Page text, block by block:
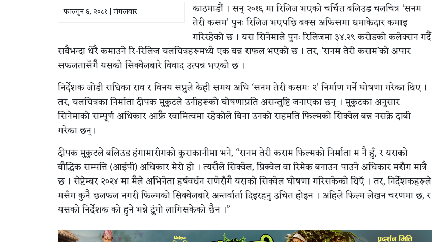
फाल्गुन ६, २०८१ | मंगलवार
काठमाडौं । सन् २०१६ मा रिलिज भएको चर्चित बलिउड चलचित्र ‘सनम
तेरी कसम’ पुनः रिलिज भएपछि बक्स अफिसमा धमाकेदार कमाइ
गरिरहेको छ । यस सिनेमाले पुनः रिलिजमा ३४.२९ करोडको कलेक्सन गर्दै
सबैभन्दा धेरै कमाउने रि-रिलिज चलचित्रहरूमध्ये एक बन्न सफल भएको छ । तर, ‘सनम तेरी कसम’को अपार
सफलतासँगै यसको सिक्वेलबारे विवाद उत्पन्न भएको छ ।
निर्देशक जोडी राधिका राव र विनय सप्रुले केही समय अघि ‘सनम तेरी कसमः २’ निर्माण गर्ने घोषणा गरेका थिए ।
तर, चलचित्रका निर्माता दीपक मुकुटले उनीहरूको घोषणाप्रति असन्तुष्टि जनाएका छन् । मुकुटका अनुसार
सिनेमाको सम्पूर्ण अधिकार आफ्नै स्वामित्वमा रहेकोले बिना उनको सहमति फिल्मको सिक्वेल बन्न नसक्ने दाबी
गरेका छन्।
दीपक मुकुटले बलिउड हंगामासँगको कुराकानीमा भने, “सनम तेरी कसम फिल्मको निर्माता म नै हुँ, र यसको
बौद्धिक सम्पत्ति (आईपी) अधिकार मेरो हो । त्यसैले सिक्वेल, प्रिक्वेल वा रिमेक बनाउन पाउने अधिकार मसँग मात्रै
छ । सेप्टेम्बर २०२४ मा मैले अभिनेता हर्षवर्धन राणेसँगै यसको सिक्वेल घोषणा गरिसकेको थिएँ । तर, निर्देशकहरूले
मसँग कुनै छलफल नगरी फिल्मको सिक्वेलबारे अन्तर्वार्ता दिइरहनु उचित होइन । अहिले फिल्म लेखन चरणमा छ, र
यसको निर्देशक को हुने भन्ने टुंगो लागिसकेको छैन ।”